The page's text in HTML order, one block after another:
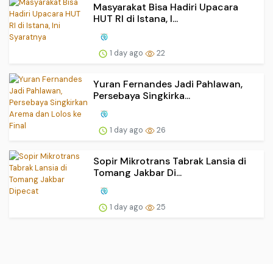
Masyarakat Bisa Hadiri Upacara
HUT RI di Istana, I...
1 day ago 22
Yuran Fernandes Jadi Pahlawan,
Persebaya Singkirka...
1 day ago 26
Sopir Mikrotrans Tabrak Lansia di
Tomang Jakbar Di...
1 day ago 25